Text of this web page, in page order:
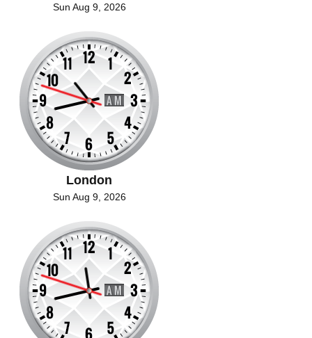
Sun Aug 9, 2026
London
Sun Aug 9, 2026